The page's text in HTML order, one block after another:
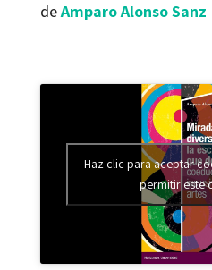
deAmparo Alonso Sanz
Haz clic para aceptar
permitir este